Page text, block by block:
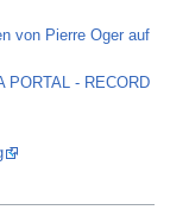
von Pierre Oger auf
PORTAL - RECORD